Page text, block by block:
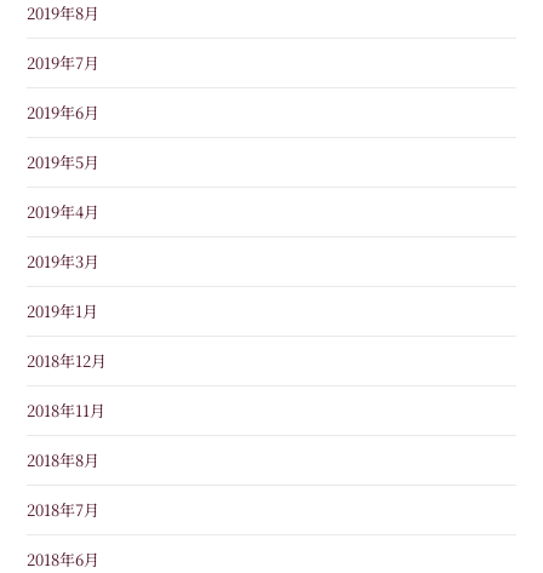
2019年8月
2019年7月
2019年6月
2019年5月
2019年4月
2019年3月
2019年1月
2018年12月
2018年11月
2018年8月
2018年7月
2018年6月